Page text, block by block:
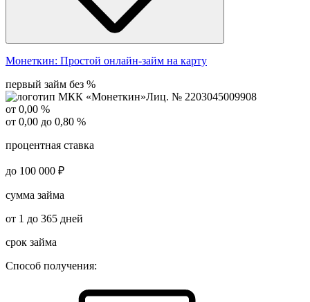
Монеткин: Простой онлайн-займ на карту
первый займ без %
Лиц. № 2203045009908
от 0,00 %
от 0,00 до 0,80 %
процентная ставка
до 100 000 ₽
сумма займа
от 1 до 365 дней
срок займа
Способ получения: